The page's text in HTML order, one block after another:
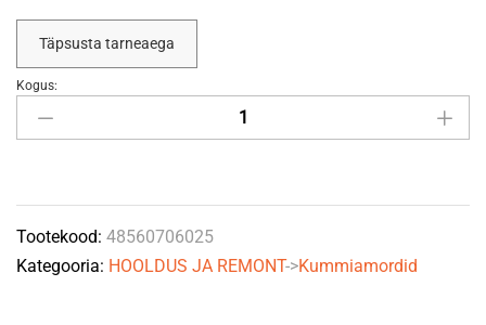
Täpsusta tarneaega
Kummiamort
M4
Kogus:
Tootekood: 48560706025
Kategooria: HOOLDUS JA REMONT->Kummiamordid